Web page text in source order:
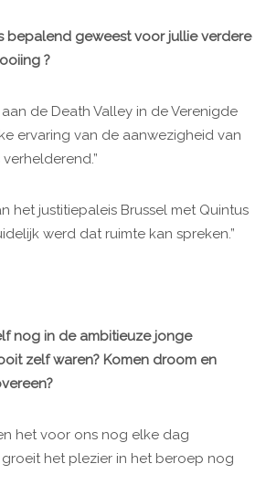
bepalend geweest voor jullie verdere
?
aan de Death Valley in de Verenigde
ervaring van de aanwezigheid van
het justitiepaleis Brussel met Quintus
werd dat ruimte kan spreken.”
nog in de ambitieuze jonge
zelf waren? Komen droom en
het voor ons nog elke dag
het plezier in het beroep nog